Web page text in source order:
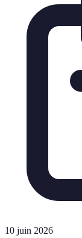
10 juin 2026